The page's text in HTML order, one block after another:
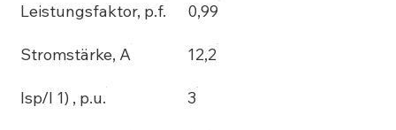
Leistungsfaktor, p.f. 0,99
Stromstärke, A 12,2
Isp/I 1) , p.u. 3